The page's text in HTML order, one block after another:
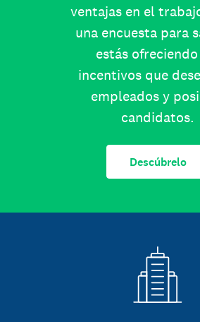
ventajas en el
una encuesta para
estás
incentivos que
empleados y
candidatos.
Descúbrelo